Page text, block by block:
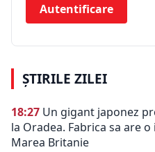
Autentificare
ȘTIRILE ZILEI
18:27 Un gigant japonez
la Oradea. Fabrica sa are
Marea Britanie